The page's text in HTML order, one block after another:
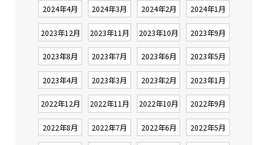
2024年4月 2024年3月 2024年2月 2024年1月
2023年12月 2023年11月 2023年10月 2023年9月
2023年8月 2023年7月 2023年6月 2023年5月
2023年4月 2023年3月 2023年2月 2023年1月
2022年12月 2022年11月 2022年10月 2022年9月
2022年8月 2022年7月 2022年6月 2022年5月